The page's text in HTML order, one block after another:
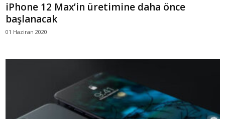
iPhone 12 Max’in üretimine daha önce
başlanacak
01 Haziran 2020